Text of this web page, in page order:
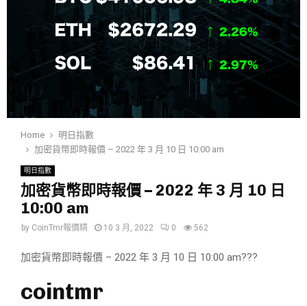
Home
明日指數
加密貨幣即時報價 – 2022 年 3 月 10 日 10:00 am
明日指數
加密貨幣即時報價 – 2022 年 3 月 10 日
10:00 am
by CoinTmr報價精 10 3 月, 2022 0 562
加密貨幣即時報價 – 2022 年 3 月 10 日 10:00 am???
cointmr